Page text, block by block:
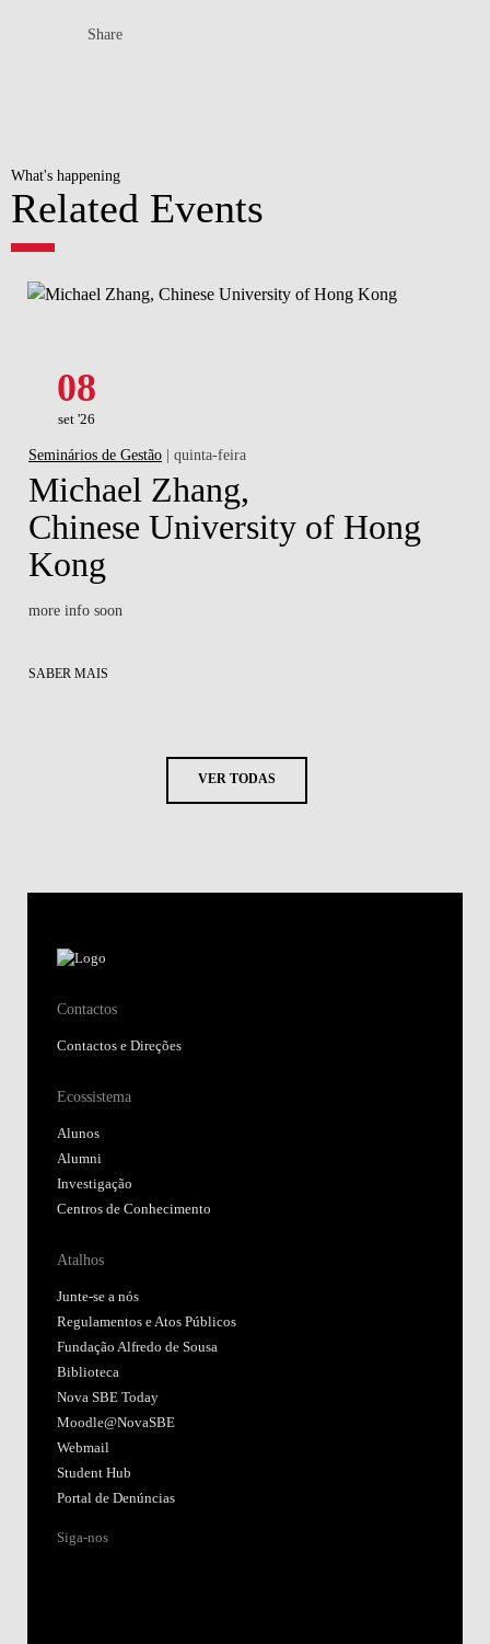
Share
What's happening
Related Events
08
set '26
Seminários de Gestão | quinta-feira
Michael Zhang,
Chinese University of Hong
Kong
more info soon
SABER MAIS
VER TODAS
Contactos
Contactos e Direções
Ecossistema
Alunos
Alumni
Investigação
Centros de Conhecimento
Atalhos
Junte-se a nós
Regulamentos e Atos Públicos
Fundação Alfredo de Sousa
Biblioteca
Nova SBE Today
Moodle@NovaSBE
Webmail
Student Hub
Portal de Denúncias
Siga-nos